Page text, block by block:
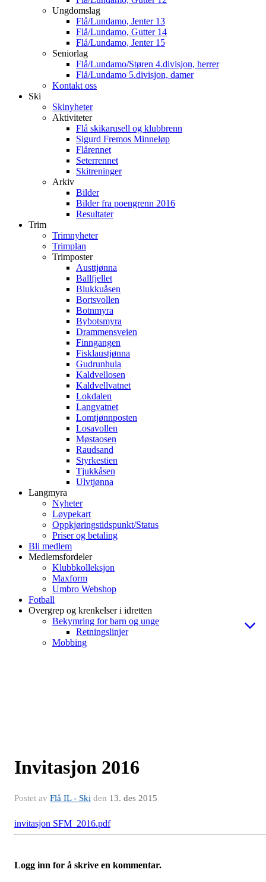
Ungdomslag
Flå/Lundamo, Jenter 13
Flå/Lundamo, Gutter 14
Flå/Lundamo, Jenter 15
Seniorlag
Flå/Lundamo/Støren 4.divisjon, herrer
Flå/Lundamo 5.divisjon, damer
Kontakt oss
Ski
Skinyheter
Aktiviteter
Flå skikarusell og klubbrenn
Sigurd Fremos Minneløp
Flårennet
Seterrennet
Skitreninger
Arkiv
Bilder
Bilder fra poengrenn 2016
Resultater
Trim
Trimnyheter
Trimplan
Trimposter
Austtjønna
Ballfjellet
Blukkuåsen
Bortsvollen
Botnmyra
Bybotsmyra
Drammensveien
Finngangen
Fisklaustjønna
Gudrunhula
Kaldvellosen
Kaldvellvatnet
Lokdalen
Langvatnet
Lomtjønnposten
Losavollen
Møstaosen
Raudsand
Styrkestien
Tjukkåsen
Ulvtjønna
Langmyra
Nyheter
Løypekart
Oppkjøringstidspunkt/Status
Priser og betaling
Bli medlem
Medlemsfordeler
Klubbkolleksjon
Maxform
Umbro Webshop
Fotball
Overgrep og krenkelser i idretten
Bekymring for barn og unge
Retningslinjer
Mobbing
Invitasjon 2016
Postet av Flå IL - Ski den 13. des 2015
invitasjon SFM_2016.pdf
Logg inn for å skrive en kommentar.